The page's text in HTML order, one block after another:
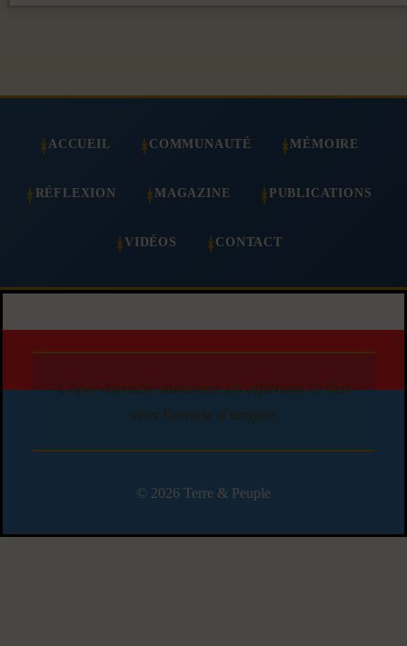
ACCUEIL COMMUNAUTÉ MÉMOIRE
RÉFLEXION MAGAZINE PUBLICATIONS
VIDÉOS CONTACT
Copie d'article autorisée en affichant le lien
vers l'article d'origine
© 2026 Terre & Peuple